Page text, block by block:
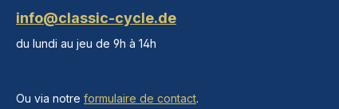
info@classic-cycle.de
du lundi au jeu de 9h à 14h
Ou via notre formulaire de contact.